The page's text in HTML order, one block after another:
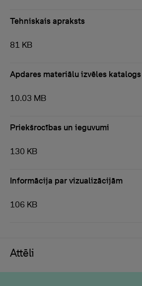
Tehniskais apraksts
81 KB
Apdares materiālu izvēles katalogs
10.03 MB
Priekšrocības un ieguvumi
130 KB
Informācija par vizualizācijām
106 KB
Attēli